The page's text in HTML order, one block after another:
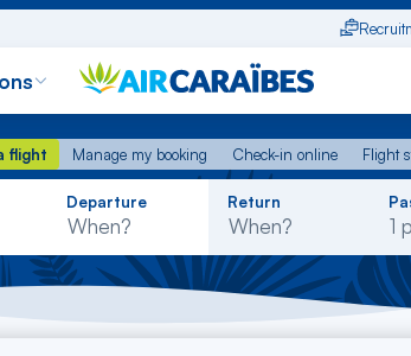
Manage my booking Check-in online
Flight
flight
Manage my booking Check-in online Flight
Rechercher
dans
liste
Departure Return